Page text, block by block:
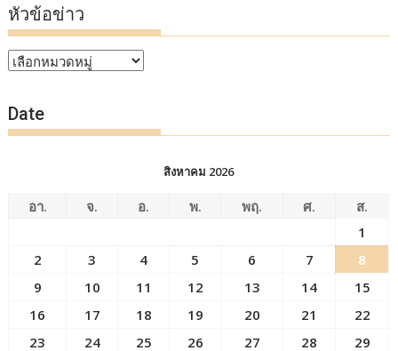
หัวข้อข่าว
หัวข้อ
Date
สิงหาคม 2026
อา. จ. อ. พ. พฤ. ศ.
ส.
1
2
3 4 5 6 7
8
9
10 11 12 13 14
15
16
17 18 19 20 21
22
23
24 25 26 27 28
29